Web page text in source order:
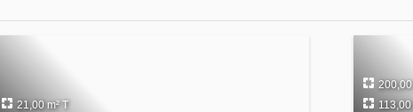
21,00 m² T
200,00
113,00